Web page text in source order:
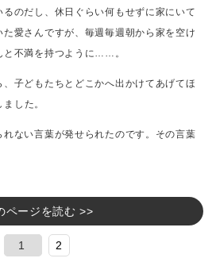
のだし、休日ぐらい何もせずに家にいて
愛さんですが、 毎週毎週朝から家を空け
と不満を持つように……。
子どもたちとどこかへ出かけてあげてほ
した。
ない言葉が発せられたのです。 その言葉
ページを読む >>
1 2